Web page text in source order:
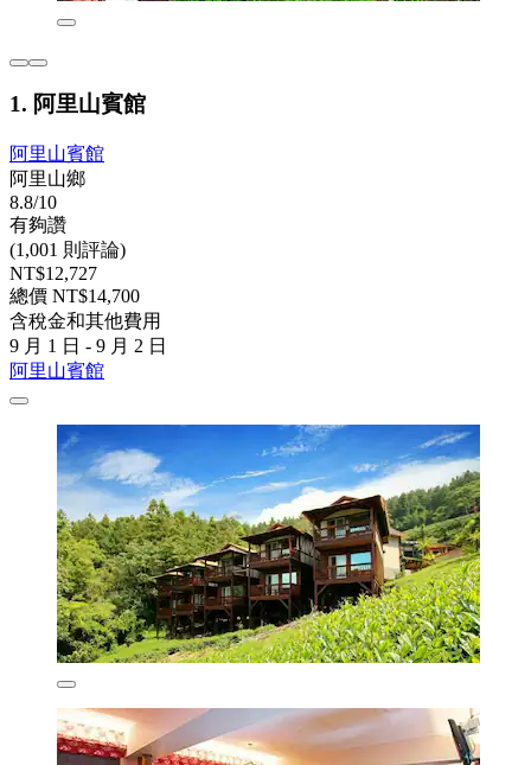
1. 阿里山賓館
阿里山賓館
阿里山鄉
8.8/10
有夠讚
(1,001 則評論)
NT$12,727
總價 NT$14,700
含稅金和其他費用
9 月 1 日 - 9 月 2 日
阿里山賓館